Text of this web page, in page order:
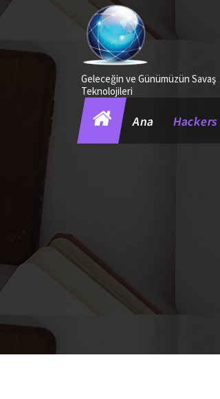
İçeriğe
Geleceğin ve Günümüzün Savaş
Teknolojileri
Ana Hackers